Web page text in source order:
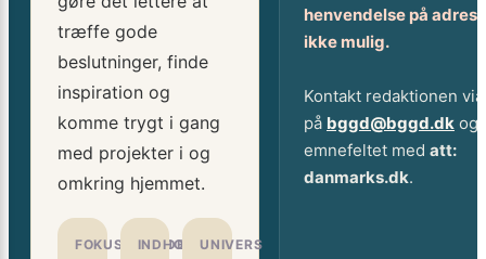
træffe gode
beslutninger, finde
inspiration og
komme trygt i gang
med projekter i og
omkring hjemmet.
FOKUSOMRÅDE
INDHOLDUNIVERS
henvendelse på
ikke mulig.
Kontakt redaktionen
på bggd@bggd.dk og
emnefeltet med att:
danmarks.dk.